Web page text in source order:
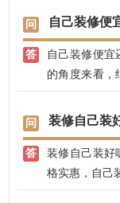
自己装修便
自己装修便宜
的角度来看，
不易把控，后
全程把控，完
修效果了。
装修自己装
装修自己装好
格实惠，自己